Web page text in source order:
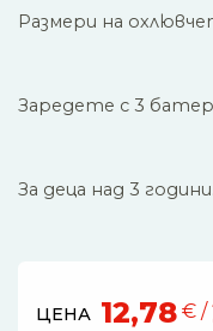
Размери на
Заредете с 3
За деца над 3 години.
ЦЕНА 12,78 € /